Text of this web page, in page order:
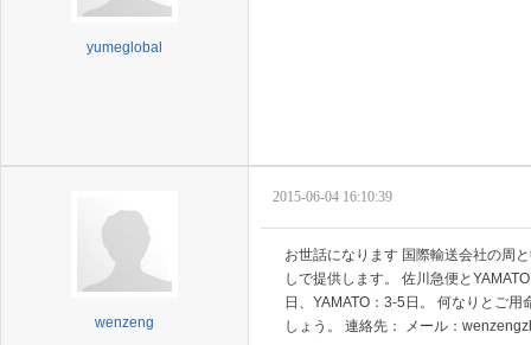
yumeglobal
wenzeng
2015-06-04 16:10:39
お世話になります 国際輸送会社の周
しで提供します。 佐川急便と
日、YAMATO：3-5日。 何なりとご
しょう。 連絡先： メール：